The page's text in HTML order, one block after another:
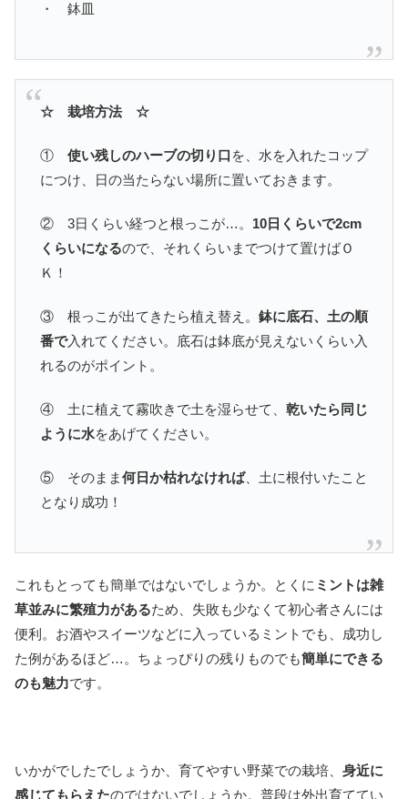
・ 鉢皿
☆ 栽培方法 ☆
① 使い残しのハーブの切り口 を、水を入れたコップ
につけ、日の当たらない場所に置いておきます。
② 3日くらい経つと根っこが…。 10日くらいで2cm
くらいになるので、それくらいまでつけて置けばＯ
Ｋ！
③ 根っこが出てきたら植え替え。 鉢に底石、土の順
番で入れてください。底石は鉢底が見えないくらい入
れるのがポイント。
④ 土に植えて霧吹きで土を湿らせて、 乾いたら同じ
ように水をあげてください。
⑤ そのまま何日か枯れなければ、土に根付いたこと
となり成功！
これもとっても簡単ではないでしょうか。とくに ミントは雑
草並みに繁殖力があるため、失敗も少なくて初心者さんには
便利。お酒やスイーツなどに入っているミントでも、成功し
た例があるほど…。ちょっぴりの残りものでも簡単にできる
のも魅力です。
いかがでしたでしょうか、育てやすい野菜での栽培、 身近に
感じてもらえたのではないでしょうか。普段は外出育ててい